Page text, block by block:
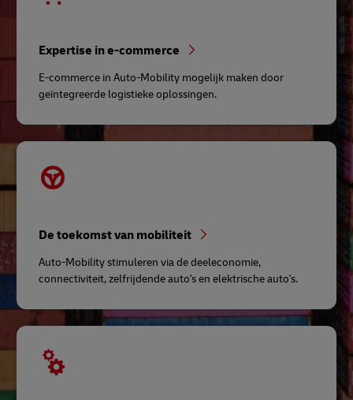
Expertise in e-commerce
E-commerce in Auto-Mobility mogelijk maken door
geïntegreerde logistieke oplossingen.
De toekomst van mobiliteit
Auto-Mobility stimuleren via de deeleconomie,
connectiviteit, zelfrijdende auto's en elektrische auto's.